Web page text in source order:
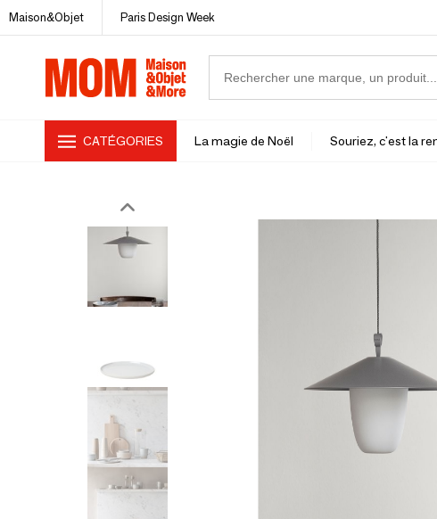
Maison&Objet Paris Design Week
CATÉGORIES La magie de Noël Souriez, c'est la